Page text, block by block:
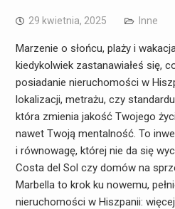
29 kwietnia, 2025 Inne
Marzenie o słońcu, plaży i
kiedykolwiek zastanawiałeś się,
posiadanie nieruchomości w
lokalizacji, metrażu, czy
która zmienia jakość Twojego
nawet Twoją mentalność. To
i równowagę, której nie da się
Costa del Sol czy domów na
Marbella to krok ku nowemu,
nieruchomości w Hiszpanii: